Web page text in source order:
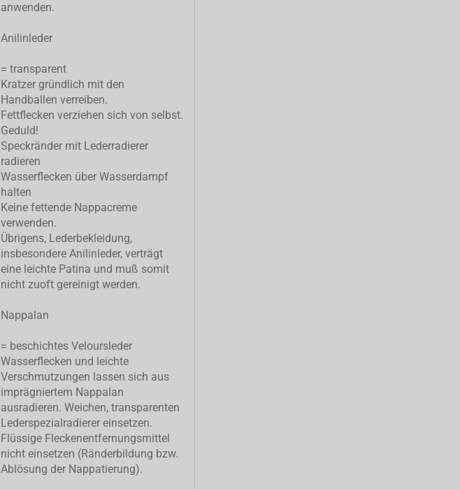
anwenden.
Anilinleder
= transparent
Kratzer gründlich mit den
Handballen verreiben.
Fettflecken verziehen sich von selbst.
Geduld!
Speckränder mit Lederradierer
radieren
Wasserflecken über Wasserdampf
halten
Keine fettende Nappacreme
verwenden.
Übrigens, Lederbekleidung,
insbesondere Anilinleder, verträgt
eine leichte Patina und muß somit
nicht zuoft gereinigt werden.
Nappalan
= beschichtes Veloursleder
Wasserflecken und leichte
Verschmutzungen lassen sich aus
imprägniertem Nappalan
ausradieren. Weichen, transparenten
Lederspezialradierer einsetzen.
Flüssige Fleckenentfernungsmittel
nicht einsetzen (Ränderbildung bzw.
Ablösung der Nappatierung).